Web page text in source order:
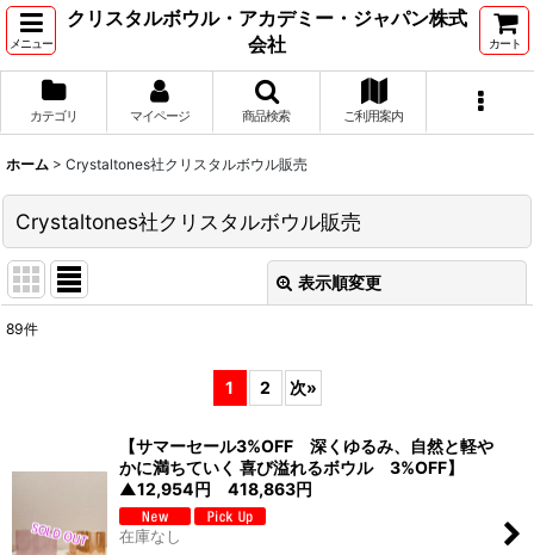
メニュー
クリスタルボウル・アカデミー・ジャパン株式
会社
カート
カテゴリ マイページ 商品検索 ご利用案内
ホーム > Crystaltones社クリスタルボウル販売
Crystaltones社クリスタルボウル販売
表示順変更
サブカテゴリ
89件
1 2 次»
【サマーセール3%OFF 深くゆるみ、自然と軽や
かに満ちていく 喜び溢れるボウル 3%OFF】
▲12,954円 418,863円
在庫なし